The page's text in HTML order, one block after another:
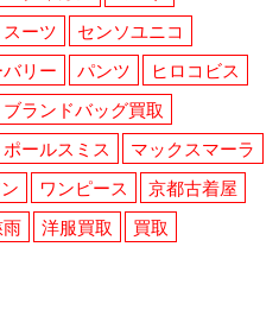
スーツ
センソユニコ
リー パンツ
ヒロコビス
ブランドバッグ買取
ポールスミス
マックスマーラ
ワンピース
京都古着屋
雨 洋服買取
買取